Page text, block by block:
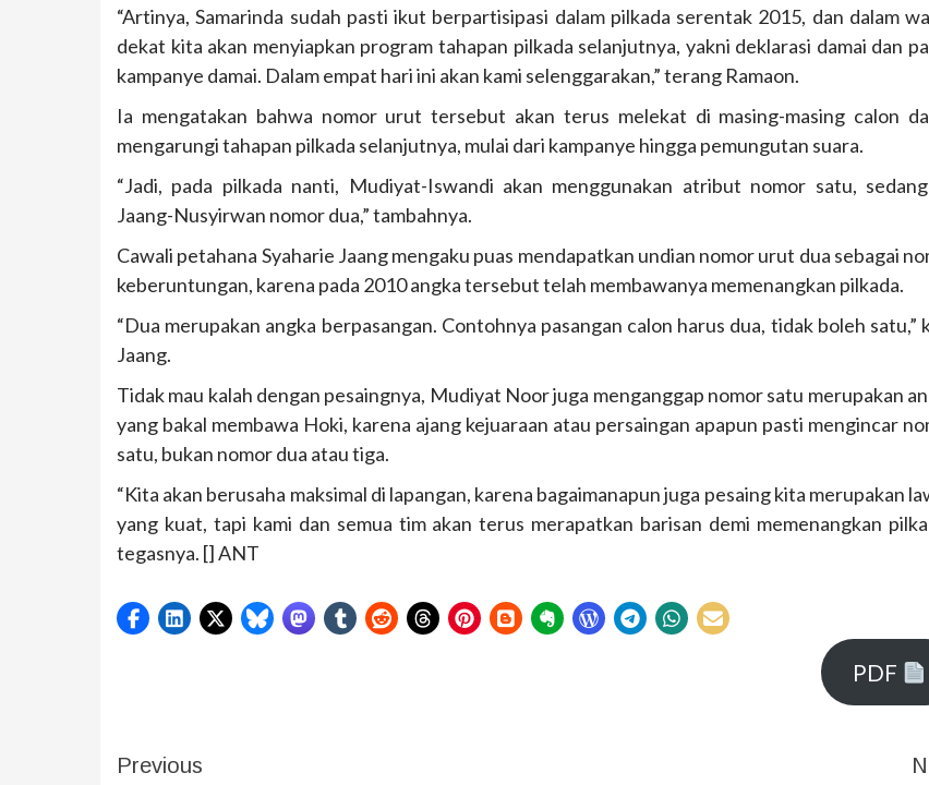
“Artinya, Samarinda sudah pasti ikut berpartisipasi dalam pilkada serentak 2015, dan dalam
dekat kita akan menyiapkan program tahapan pilkada selanjutnya, yakni deklarasi damai dan
kampanye damai. Dalam empat hari ini akan kami selenggarakan,” terang Ramaon.
Ia mengatakan bahwa nomor urut tersebut akan terus melekat di masing-masing calon
mengarungi tahapan pilkada selanjutnya, mulai dari kampanye hingga pemungutan suara.
“Jadi, pada pilkada nanti, Mudiyat-Iswandi akan menggunakan atribut nomor satu,
Jaang-Nusyirwan nomor dua,” tambahnya.
Cawali petahana Syaharie Jaang mengaku puas mendapatkan undian nomor urut dua sebagai
keberuntungan, karena pada 2010 angka tersebut telah membawanya memenangkan pilkada.
“Dua merupakan angka berpasangan. Contohnya pasangan calon harus dua, tidak boleh satu,”
Jaang.
Tidak mau kalah dengan pesaingnya, Mudiyat Noor juga menganggap nomor satu merupakan
yang bakal membawa Hoki, karena ajang kejuaraan atau persaingan apapun pasti mengincar
satu, bukan nomor dua atau tiga.
“Kita akan berusaha maksimal di lapangan, karena bagaimanapun juga pesaing kita merupakan
yang kuat, tapi kami dan semua tim akan terus merapatkan barisan demi memenangkan
tegasnya. [] ANT
PDF
Previous